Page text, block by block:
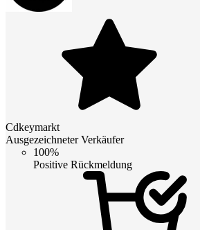
Cdkeymarkt
Ausgezeichneter Verkäufer
100%
Positive Rückmeldung